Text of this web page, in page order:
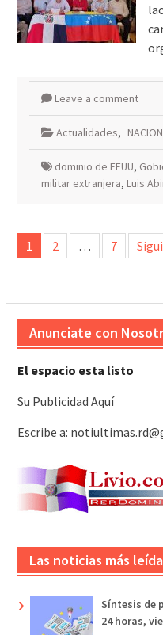
Leave a comment
Actualidades,
dominio de EEUU,
militar extranjera, Luis
Paginación
de
1 2 … 7
Anunciate con
El espacio esta listo
Su Publicidad Aquí
Escribe a:
Las noticias más
Síntesis de
24 horas,